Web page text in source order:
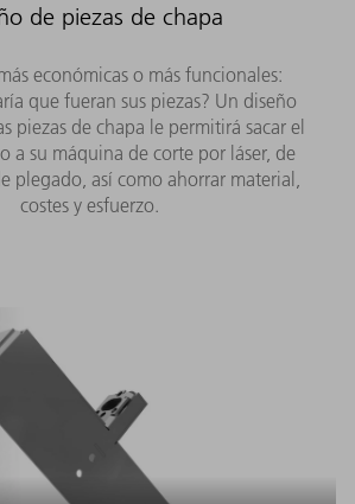
de piezas de chapa
económicas o más funcionales:
que fueran sus piezas? Un diseño
piezas de chapa le permitirá sacar el
a su máquina de corte por láser, de
plegado, así como ahorrar material,
costes y esfuerzo.